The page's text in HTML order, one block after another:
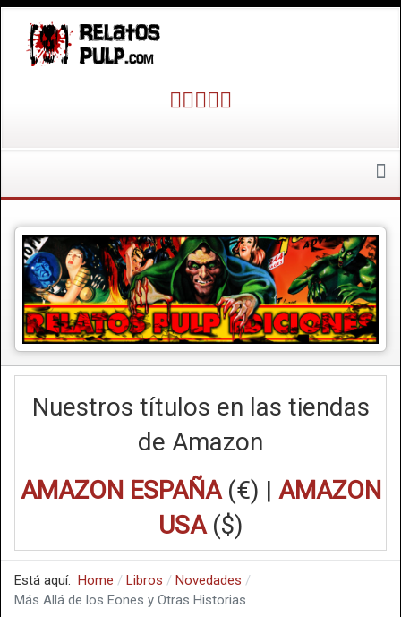
Nuestros títulos en las tiendas
de Amazon
AMAZON ESPAÑA(€) | AMAZON
USA($)
Está aquí: Home Libros
Novedades
Más Allá de los Eones y Otras Historias